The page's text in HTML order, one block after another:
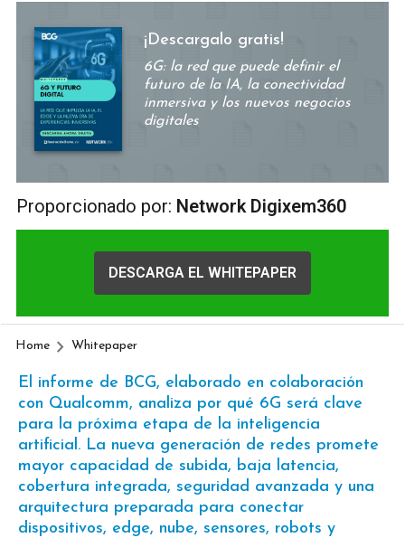
¡Descargalo gratis!
6G: la red que puede definir el
futuro de la IA, la conectividad
inmersiva y los nuevos negocios
digitales
Proporcionado por: Network Digixem360
DESCARGA EL WHITEPAPER
Home Whitepaper
El informe de BCG, elaborado en colaboración
con Qualcomm, analiza por qué 6G será clave
para la próxima etapa de la inteligencia
artificial. La nueva generación de redes promete
mayor capacidad de subida, baja latencia,
cobertura integrada, seguridad avanzada y una
arquitectura preparada para conectar
dispositivos, edge, nube, sensores, robots y